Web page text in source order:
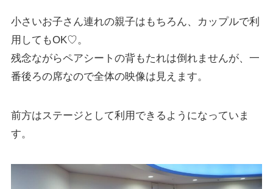
小さいお子さん連れの親子はもちろん、カップルで利
用してもOK♡。
残念ながらペアシートの背もたれは倒れませんが、一
番後ろの席なので全体の映像は見えます。
前方はステージ として利用できるようになっていま
す。